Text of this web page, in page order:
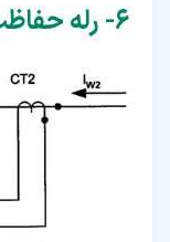
۶‏- رله حفاظت دیفرانسیل